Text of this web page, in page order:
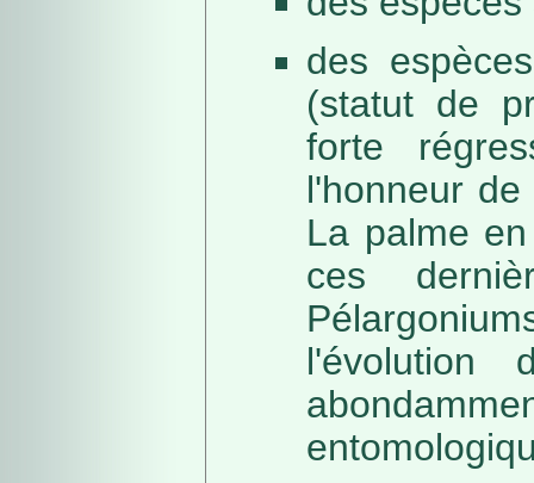
des
(statut de
forte
l'honneur
La palme
ces
l'évolution